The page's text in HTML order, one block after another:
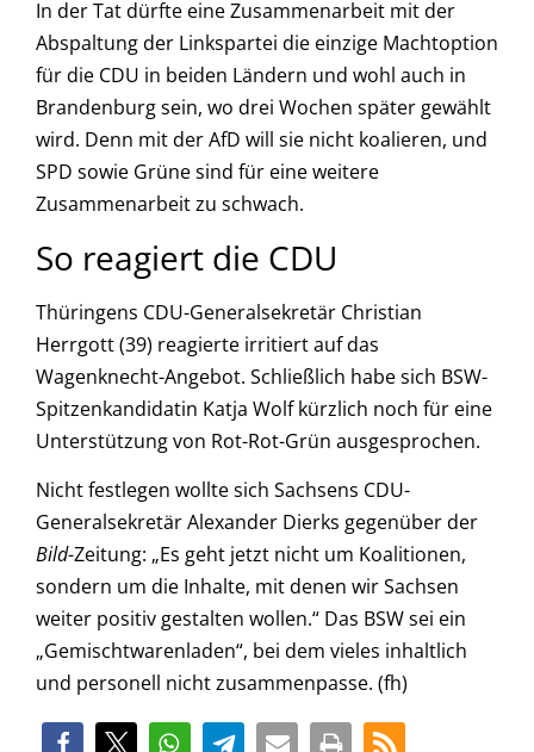
In der Tat dürfte eine Zusammenarbeit mit der
Abspaltung der Linkspartei die einzige Machtoption
für die CDU in beiden Ländern und wohl auch in
Brandenburg sein, wo drei Wochen später gewählt
wird. Denn mit der AfD will sie nicht koalieren, und
SPD sowie Grüne sind für eine weitere
Zusammenarbeit zu schwach.
So reagiert die CDU
Thüringens CDU-Generalsekretär Christian
Herrgott (39) reagierte irritiert auf das
Wagenknecht-Angebot. Schließlich habe sich BSW-
Spitzenkandidatin Katja Wolf kürzlich noch für eine
Unterstützung von Rot-Rot-Grün ausgesprochen.
Nicht festlegen wollte sich Sachsens CDU-
Generalsekretär Alexander Dierks gegenüber der
Bild-Zeitung: „Es geht jetzt nicht um Koalitionen,
sondern um die Inhalte, mit denen wir Sachsen
weiter positiv gestalten wollen.“ Das BSW sei ein
„Gemischtwarenladen“, bei dem vieles inhaltlich
und personell nicht zusammenpasse. (fh)